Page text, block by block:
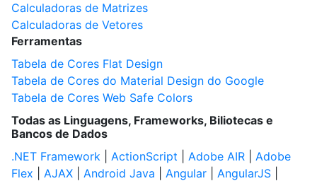
Calculadoras de Matrizes
Calculadoras de Vetores
Ferramentas
Tabela de Cores Flat Design
Tabela de Cores do Material Design do Google
Tabela de Cores Web Safe Colors
Todas as Linguagens, Frameworks, Biliotecas e
Bancos de Dados
.NET Framework
ActionScript Adobe AIR
Adobe
Flex
AJAX Android Java Angular AngularJS